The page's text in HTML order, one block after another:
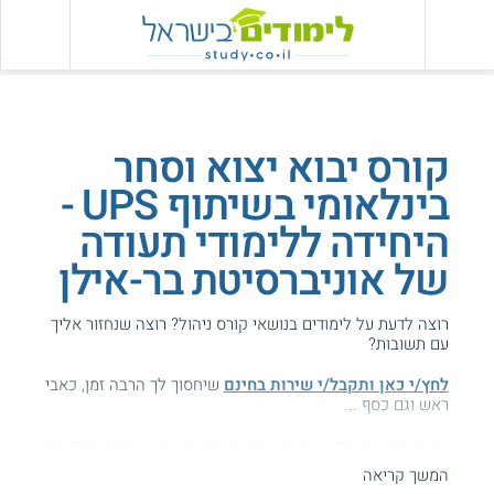
קורס יבוא יצוא וסחר
בינלאומי בשיתוף UPS -
היחידה ללימודי תעודה
של אוניברסיטת בר-אילן
רוצה לדעת על לימודים בנושאי קורס ניהול? רוצה שנחזור אליך
עם תשובות?
לחץ/י כאן ותקבל/י שירות בחינם שיחסוך לך הרבה זמן, כאבי
ראש וגם כסף ...
המשך קריאה